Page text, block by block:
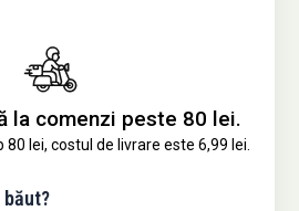
la comenzi peste 80 lei.
lei, costul de livrare este 6,99 lei.